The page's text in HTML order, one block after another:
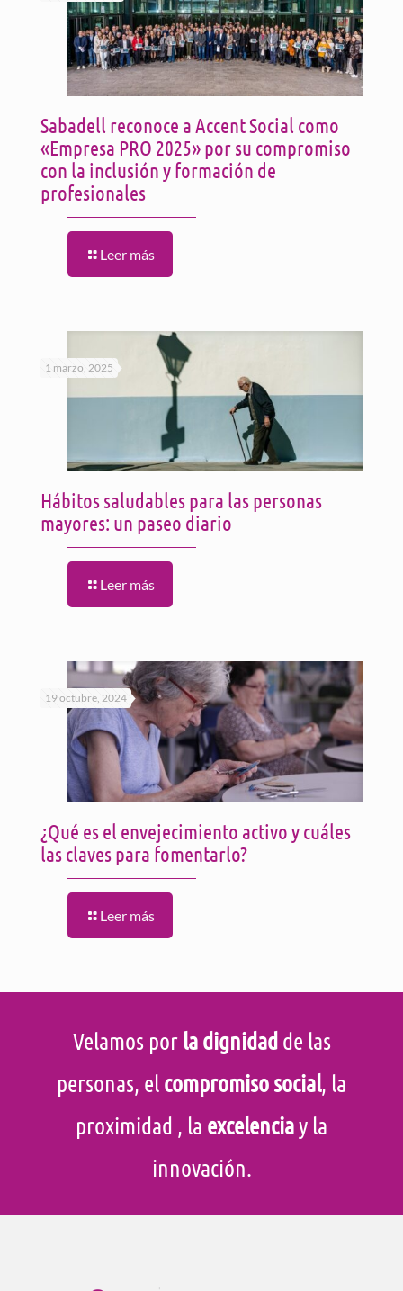
Sabadell reconoce a Accent Social como
«Empresa PRO 2025» por su compromiso
con la inclusión y formación de
profesionales
Leer más
1 marzo, 2025
Hábitos saludables para las personas
mayores: un paseo diario
Leer más
19 octubre, 2024
¿Qué es el envejecimiento activo y cuáles
las claves para fomentarlo?
Leer más
Velamos por la dignidadde las
personas, el compromiso social, la
proximidad , la excelenciay la
innovación.